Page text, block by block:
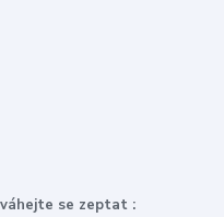
se zeptat :